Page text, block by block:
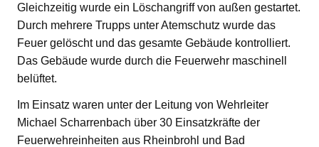
Gleichzeitig wurde ein Löschangriff von außen gestartet.
Durch mehrere Trupps unter Atemschutz wurde das
Feuer gelöscht und das gesamte Gebäude kontrolliert.
Das Gebäude wurde durch die Feuerwehr maschinell
belüftet.
Im Einsatz waren unter der Leitung von Wehrleiter
Michael Scharrenbach über 30 Einsatzkräfte der
Feuerwehreinheiten aus Rheinbrohl und Bad